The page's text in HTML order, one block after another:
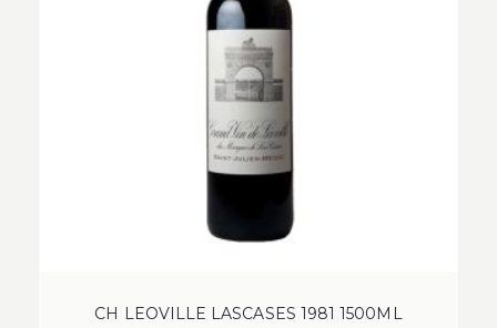
CH LEOVILLE LASCASES 1981 1500ML